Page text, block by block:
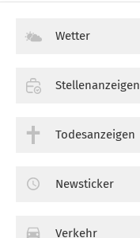
Wetter
Stellenanzeigen
Todesanzeigen
Newsticker
Verkehr